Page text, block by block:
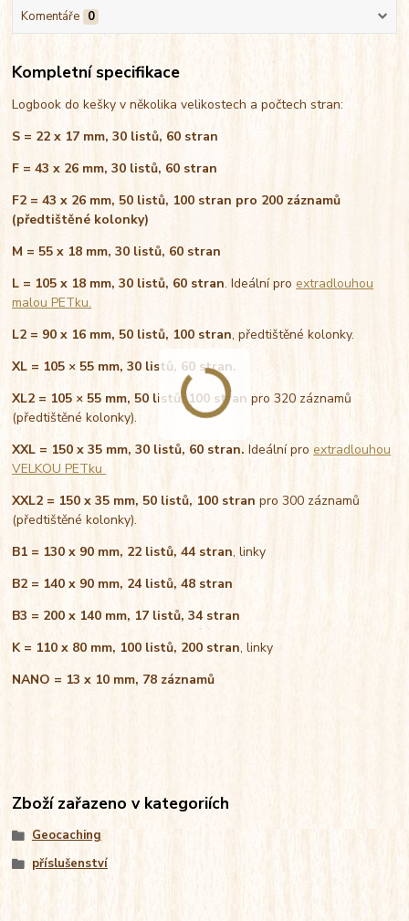
Komentáře 0
Kompletní specifikace
Logbook do kešky v několika velikostech a počtech stran:
S = 22 x 17 mm, 30 listů, 60 stran
F = 43 x 26 mm, 30 listů, 60 stran
F2 = 43 x 26 mm, 50 listů, 100 stran pro 200 záznamů
(předtištěné kolonky)
M = 55 x 18 mm, 30 listů, 60 stran
L = 105 x 18 mm, 30 listů, 60 stran. Ideální pro extradlouhou
malou PETku.
L2 = 90 x 16 mm, 50 listů, 100 stran, předtištěné kolonky.
XL = 105 × 55 mm, 30 listů, 60 stran.
XL2 = 105 × 55 mm, 50 listů, 100 stranpro 320 záznamů
(předtištěné kolonky).
XXL = 150 x 35 mm, 30 listů, 60 stran. Ideální proextradlouhou
VELKOU PETku
XXL2 = 150 x 35 mm, 50 listů, 100 stranpro 300 záznamů
(předtištěné kolonky).
B1 = 130 x 90 mm, 22 listů, 44 stran, linky
B2 = 140 x 90 mm, 24 listů, 48 stran
B3 = 200 x 140 mm, 17 listů, 34 stran
K = 110 x 80 mm, 100 listů, 200 stran, linky
NANO = 13 x 10 mm, 78 záznamů
Zboží zařazeno v kategoriích
Geocaching
příslušenství